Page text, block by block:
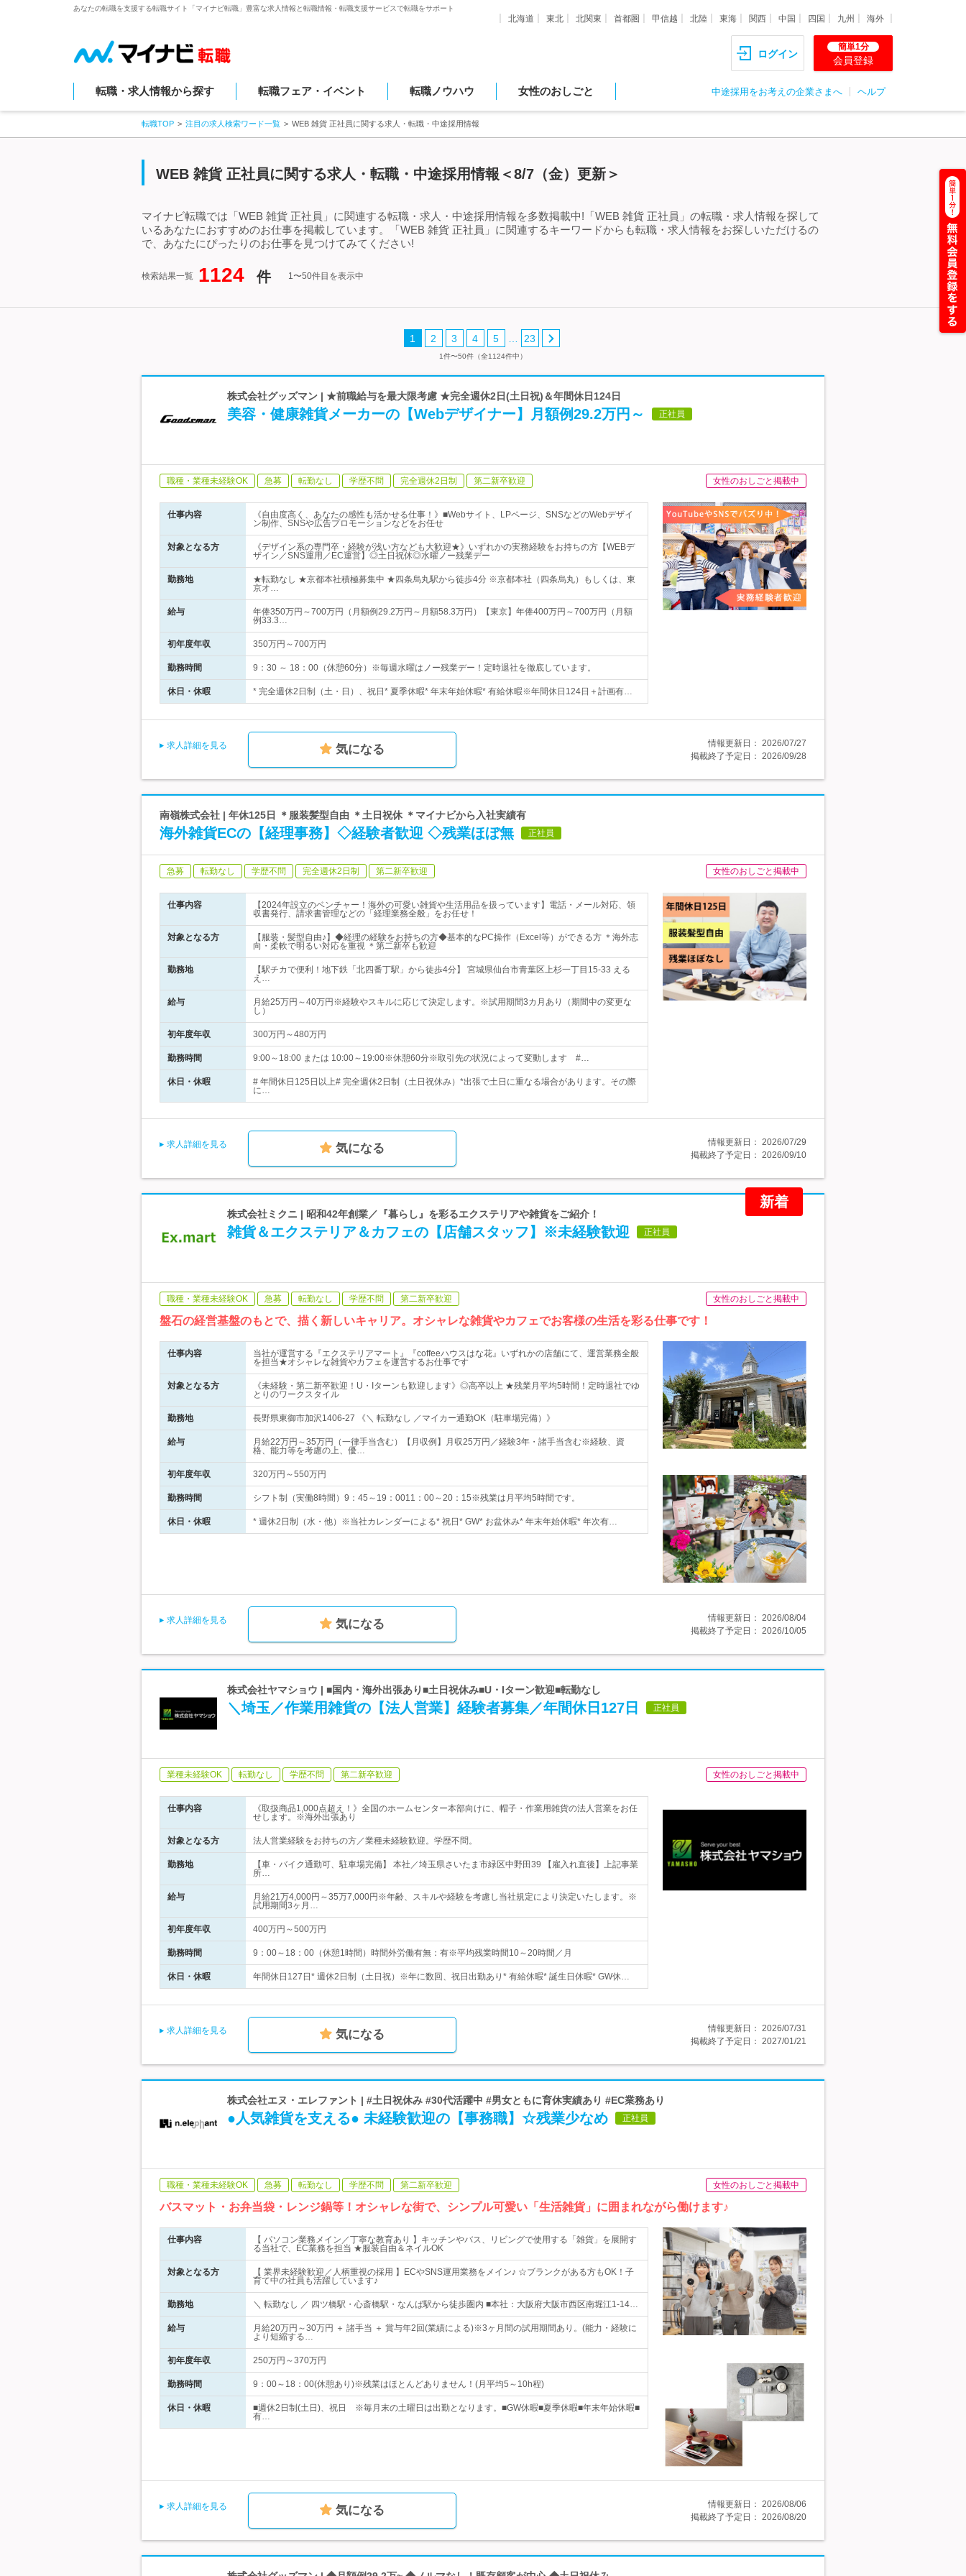
あなたの転職を支援する転職サイト「マイナビ転職」豊富な求人情報と転職情報・転職支援サービスで転職をサポート
北海道 東北 北関東 首都圏 甲信越 北陸 東海 関西 中国 四国 九州 海外
ログイン
簡単1分
会員登録
転職・求人情報から探す 転職フェア・イベント 転職ノウハウ 女性のおしごと 中途採用をお考えの企業さまへ ヘルプ
転職TOP 注目の求人検索ワード一覧 WEB 雑貨 正社員に関する求人・転職・中途採用情報
WEB 雑貨 正社員に関する求人・転職・中途採用情報＜8/7（金）更新＞
マイナビ転職では「WEB 雑貨 正社員」に関連する転職・求人・中途採用情報を多数掲載中!「WEB 雑貨 正社員」の転職・求人情報を探して
いるあなたにおすすめのお仕事を掲載しています。「WEB 雑貨 正社員」に関連するキーワードからも転職・求人情報をお探しいただけるの
で、あなたにぴったりのお仕事を見つけてみてください!
検索結果一覧 1124 件 1〜50件目を表示中
1 2 3 4 5 23
1件〜50件（全1124件中）
株式会社グッズマン | ★前職給与を最大限考慮 ★完全週休2日(土日祝)＆年間休日124日
美容・健康雑貨メーカーの【Webデザイナー】月額例29.2万円～ 正社員
職種・業種未経験OK 急募 転勤なし 学歴不問 完全週休2日制 第二新卒歓迎 女性のおしごと掲載中
仕事内容
《自由度高く、あなたの感性も活かせる仕事！》■Webサイト、LPページ、SNSなどのWebデザイ
ン制作、SNSや広告プロモーションなどをお任せ
対象となる方
《デザイン系の専門卒・経験が浅い方なども大歓迎★》いずれかの実務経験をお持ちの方【WEBデ
ザイン／SNS運用／EC運営】◎土日祝休◎水曜ノー残業デー
勤務地
★転勤なし ★京都本社積極募集中 ★四条烏丸駅から徒歩4分 ※京都本社（四条烏丸）もしくは、東
京オ…
給与
年俸350万円～700万円（月額例29.2万円～月額58.3万円）【東京】年俸400万円～700万円（月額
例33.3…
初年度年収 350万円～700万円
勤務時間 9：30 ～ 18：00（休憩60分）※毎週水曜はノー残業デー！定時退社を徹底しています。
休日・休暇 * 完全週休2日制（土・日）、祝日* 夏季休暇* 年末年始休暇* 有給休暇※年間休日124日＋計画有…
求人詳細を見る 気になる 情報更新日： 2026/07/27
掲載終了予定日： 2026/09/28
南嶺株式会社 | 年休125日 ＊服装髪型自由 ＊土日祝休 ＊マイナビから入社実績有
海外雑貨ECの【経理事務】◇経験者歓迎 ◇残業ほぼ無 正社員
急募 転勤なし 学歴不問 完全週休2日制 第二新卒歓迎 女性のおしごと掲載中
仕事内容
【2024年設立のベンチャー！海外の可愛い雑貨や生活用品を扱っています】電話・メール対応、領
収書発行、請求書管理などの「経理業務全般」をお任せ！
対象となる方
【服装・髪型自由♪】◆経理の経験をお持ちの方◆基本的なPC操作（Excel等）ができる方 ＊海外志
向・柔軟で明るい対応を重視 ＊第二新卒も歓迎
勤務地
【駅チカで便利！地下鉄「北四番丁駅」から徒歩4分】 宮城県仙台市青葉区上杉一丁目15-33 える
え…
給与
月給25万円～40万円※経験やスキルに応じて決定します。※試用期間3カ月あり（期間中の変更な
し）
初年度年収 300万円～480万円
勤務時間 9:00～18:00 または 10:00～19:00※休憩60分※取引先の状況によって変動します #…
休日・休暇
# 年間休日125日以上# 完全週休2日制（土日祝休み）*出張で土日に重なる場合があります。その際
に…
求人詳細を見る 気になる 情報更新日： 2026/07/29
掲載終了予定日： 2026/09/10
新着
株式会社ミクニ | 昭和42年創業／『暮らし』を彩るエクステリアや雑貨をご紹介！
雑貨＆エクステリア＆カフェの【店舗スタッフ】※未経験歓迎 正社員
職種・業種未経験OK 急募 転勤なし 学歴不問 第二新卒歓迎 女性のおしごと掲載中
盤石の経営基盤のもとで、描く新しいキャリア。オシャレな雑貨やカフェでお客様の生活を彩る仕事です！
仕事内容
当社が運営する『エクステリアマート』『coffeeハウスはな花』いずれかの店舗にて、運営業務全般
を担当★オシャレな雑貨やカフェを運営するお仕事です
対象となる方
《未経験・第二新卒歓迎！U・Iターンも歓迎します》◎高卒以上 ★残業月平均5時間！定時退社でゆ
とりのワークスタイル
勤務地 長野県東御市加沢1406-27 《＼ 転勤なし ／マイカー通勤OK（駐車場完備）》
給与
月給22万円～35万円（一律手当含む）【月収例】月収25万円／経験3年・諸手当含む※経験、資
格、能力等を考慮の上、優…
初年度年収 320万円～550万円
勤務時間 シフト制（実働8時間）9：45～19：0011：00～20：15※残業は月平均5時間です。
休日・休暇 * 週休2日制（水・他）※当社カレンダーによる* 祝日* GW* お盆休み* 年末年始休暇* 年次有…
求人詳細を見る 気になる 情報更新日： 2026/08/04
掲載終了予定日： 2026/10/05
株式会社ヤマショウ | ■国内・海外出張あり■土日祝休み■U・Iターン歓迎■転勤なし
＼埼玉／作業用雑貨の【法人営業】経験者募集／年間休日127日 正社員
業種未経験OK 転勤なし 学歴不問 第二新卒歓迎 女性のおしごと掲載中
仕事内容
《取扱商品1,000点超え！》全国のホームセンター本部向けに、帽子・作業用雑貨の法人営業をお任
せします。※海外出張あり
対象となる方 法人営業経験をお持ちの方／業種未経験歓迎。学歴不問。
勤務地
【車・バイク通勤可、駐車場完備】 本社／埼玉県さいたま市緑区中野田39 【雇入れ直後】上記事業
所…
給与
月給21万4,000円～35万7,000円※年齢、スキルや経験を考慮し当社規定により決定いたします。※
試用期間3ヶ月…
初年度年収 400万円～500万円
勤務時間 9：00～18：00（休憩1時間）時間外労働有無：有※平均残業時間10～20時間／月
休日・休暇 年間休日127日* 週休2日制（土日祝）※年に数回、祝日出勤あり* 有給休暇* 誕生日休暇* GW休…
求人詳細を見る 気になる 情報更新日： 2026/07/31
掲載終了予定日： 2027/01/21
株式会社エヌ・エレファント | #土日祝休み #30代活躍中 #男女ともに育休実績あり #EC業務あり
●人気雑貨を支える● 未経験歓迎の【事務職】☆残業少なめ 正社員
職種・業種未経験OK 急募 転勤なし 学歴不問 第二新卒歓迎 女性のおしごと掲載中
バスマット・お弁当袋・レンジ鍋等！オシャレな街で、シンプル可愛い「生活雑貨」に囲まれながら働けます♪
仕事内容
【 パソコン業務メイン／丁寧な教育あり 】キッチンやバス、リビングで使用する「雑貨」を展開す
る当社で、EC業務を担当 ★服装自由＆ネイルOK
対象となる方
【 業界未経験歓迎／人柄重視の採用 】ECやSNS運用業務をメイン♪ ☆ブランクがある方もOK！子
育て中の社員も活躍しています♪
勤務地 ＼ 転勤なし ／ 四ツ橋駅・心斎橋駅・なんば駅から徒歩圏内 ■本社：大阪府大阪市西区南堀江1-14…
給与
月給20万円～30万円 ＋ 諸手当 ＋ 賞与年2回(業績による)※3ヶ月間の試用期間あり。(能力・経験に
より短縮する…
初年度年収 250万円～370万円
勤務時間 9：00～18：00(休憩あり)※残業はほとんどありません！(月平均5～10h程)
休日・休暇
■週休2日制(土日)、祝日 ※毎月末の土曜日は出勤となります。■GW休暇■夏季休暇■年末年始休暇■
有…
求人詳細を見る 気になる 情報更新日： 2026/08/06
掲載終了予定日： 2026/08/20